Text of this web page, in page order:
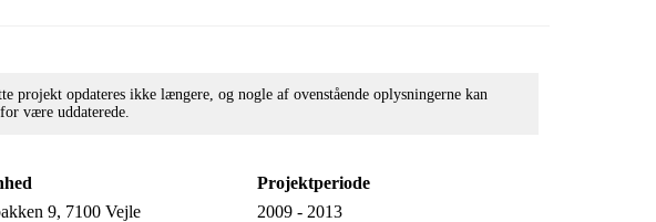
projekt opdateres ikke længere, og nogle af ovenstående oplysningerne kan
være uddaterede.
9, 7100 Vejle
Projektperiode
2009 - 2013